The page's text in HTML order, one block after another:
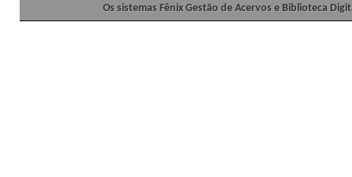
Os sistemas Fênix Gestão de Acervos e Biblioteca